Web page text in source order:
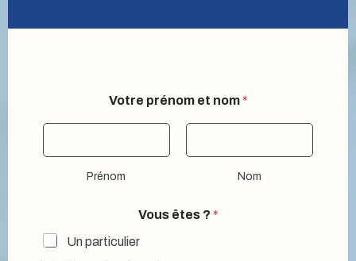
Votre prénom et nom *
Prénom Nom
Vous êtes ? *
Un particulier